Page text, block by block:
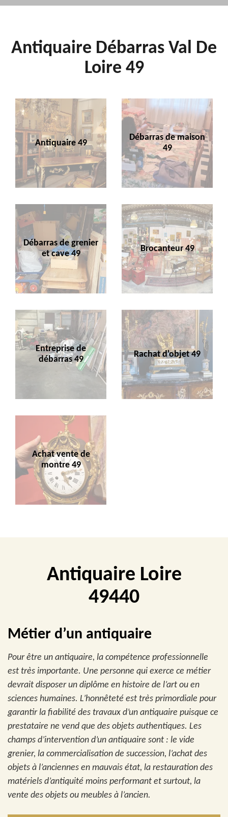
Antiquaire Débarras Val De
Loire 49
Antiquaire 49
Débarras de maison
49
Débarras de grenier
et cave 49
Brocanteur 49
Entreprise de
débarras 49
Rachat d'objet 49
Achat vente de
montre 49
Antiquaire Loire
49440
Métier d’un antiquaire
Pour être un antiquaire, la compétence professionnelle
est très importante. Une personne qui exerce ce métier
devrait disposer un diplôme en histoire de l’art ou en
sciences humaines. L’honnêteté est très primordiale pour
garantir la fiabilité des travaux d’un antiquaire puisque ce
prestataire ne vend que des objets authentiques. Les
champs d’intervention d’un antiquaire sont : le vide
grenier, la commercialisation de succession, l’achat des
objets à l’anciennes en mauvais état, la restauration des
matériels d’antiquité moins performant et surtout, la
vente des objets ou meubles à l’ancien.